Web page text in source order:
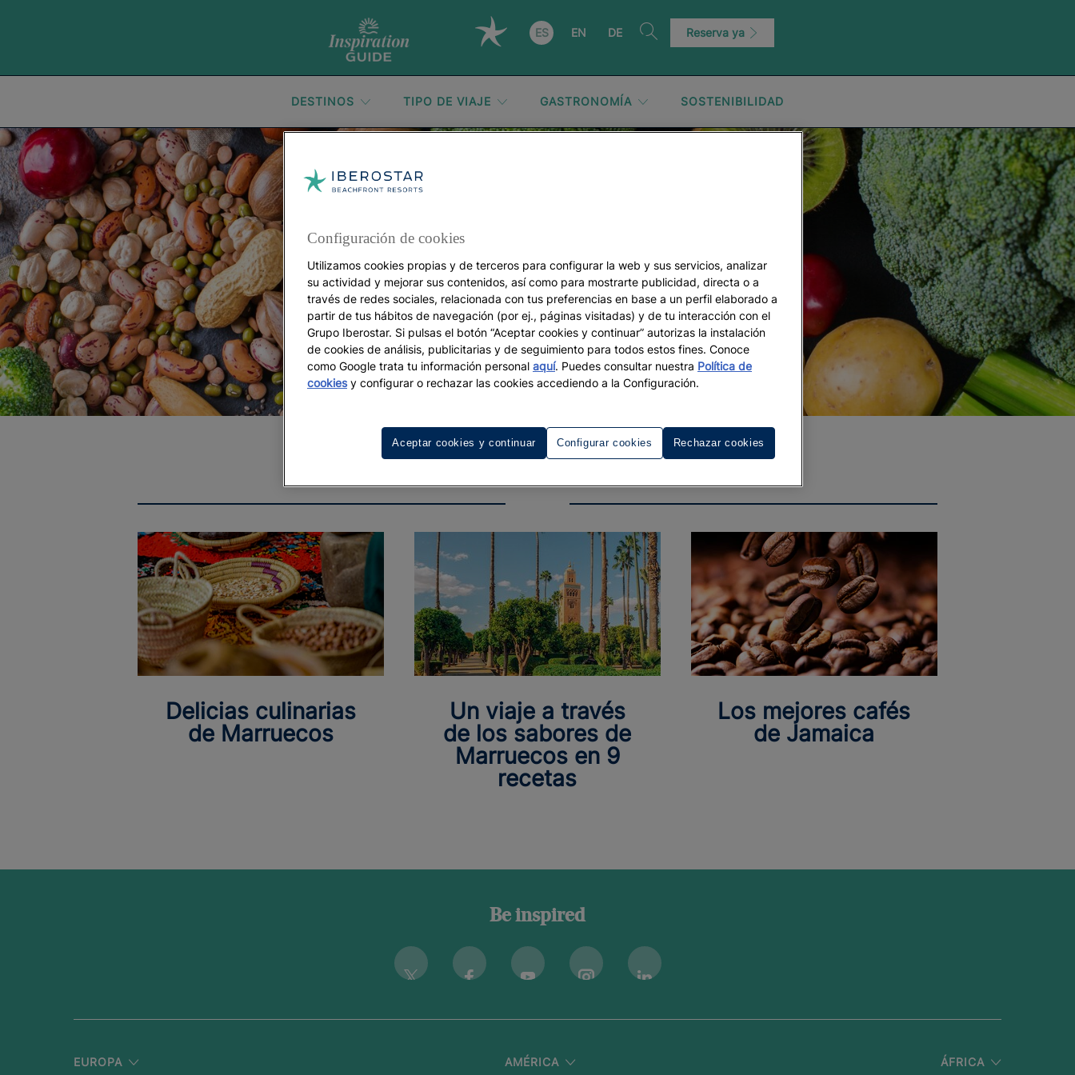
ES EN DE Reserva ya
DESTINOS TIPO DE VIAJE GASTRONOMÍA SOSTENIBILIDAD
Comidas del mundo
Delicias culinarias
de Marruecos
Un viaje a través
de los sabores de
Marruecos en 9
recetas
Los mejores cafés
de Jamaica
Be inspired
Twitter Facebook Youtube InstagramLinkedin
EUROPA AMÉRICA ÁFRICA
Configuración de cookies
Utilizamos cookies propias y de terceros para configurar la web y sus servicios, analizar
su actividad y mejorar sus contenidos, así como para mostrarte publicidad, directa o a
través de redes sociales, relacionada con tus preferencias en base a un perfil elaborado a
partir de tus hábitos de navegación (por ej., páginas visitadas) y de tu interacción con el
Grupo Iberostar. Si pulsas el botón “Aceptar cookies y continuar” autorizas la instalación
de cookies de análisis, publicitarias y de seguimiento para todos estos fines. Conoce
como Google trata tu información personal aquí. Puedes consultar nuestra Política de
cookiesy configurar o rechazar las cookies accediendo a la Configuración.
Configurar cookies Rechazar cookies
Aceptar cookies y continuar